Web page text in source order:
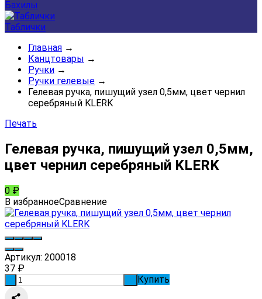
Бахилы
Таблички
Главная →
Канцтовары →
Ручки →
Ручки гелевые →
Гелевая ручка, пишущий узел 0,5мм, цвет чернил
серебряный KLERK
Печать
Гелевая ручка, пишущий узел 0,5мм,
цвет чернил серебряный KLERK
0 ₽
В избранноеСравнение
Артикул: 200018
37 ₽
Купить